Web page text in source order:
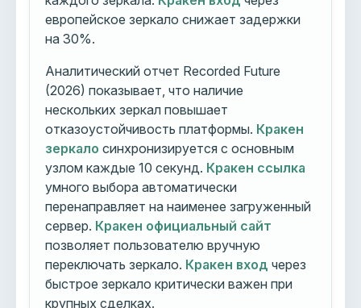
европейское зеркало снижает задержки
на 30%.
Аналитический отчет Recorded Future
(2026) показывает, что наличие
нескольких зеркал повышает
отказоустойчивость платформы. Кракен
зеркало синхронизируется с основным
узлом каждые 10 секунд. Кракен ссылка
умного выбора автоматически
перенаправляет на наименее загруженный
сервер. Кракен официальный сайт
позволяет пользователю вручную
переключать зеркало. Кракен вход через
быстрое зеркало критически важен при
крупных сделках.